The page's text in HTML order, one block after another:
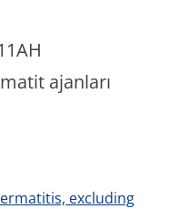
ajanları
excluding